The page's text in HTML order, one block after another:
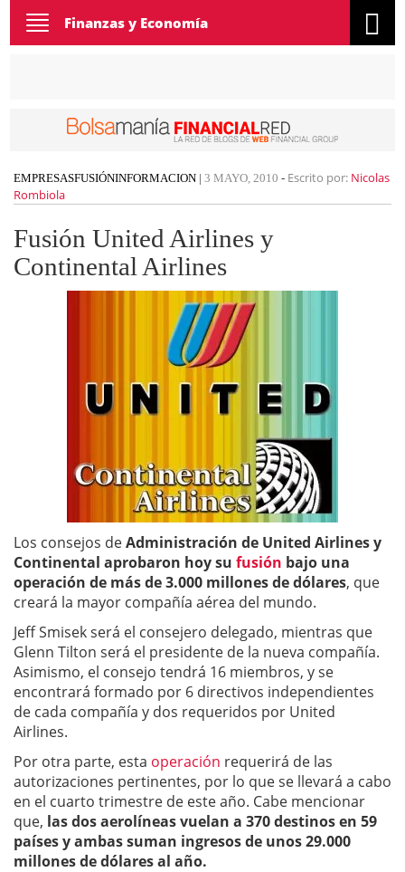
Toggle
navigation
Finanzas y Economía
EMPRESASFUSIÓNINFORMACION | 3 MAYO, 2010 - Escrito por: Nicolas
Rombiola
Fusión United Airlines y
Continental Airlines
Los consejos deAdministración de United Airlines y
Continental aprobaron hoy su fusión bajo una
operación de más de 3.000 millones de dólares, que
creará la mayor compañía aérea del mundo.
Jeff Smisek será el consejero delegado, mientras que
Glenn Tilton será el presidente de la nueva compañía.
Asimismo, el consejo tendrá 16 miembros, y se
encontrará formado por 6 directivos independientes
de cada compañía y dos requeridos por United
Airlines.
Por otra parte, esta operación requerirá de las
autorizaciones pertinentes, por lo que se llevará a cabo
en el cuarto trimestre de este año. Cabe mencionar
que, las dos aerolíneas vuelan a 370 destinos en 59
países y ambas suman ingresos de unos 29.000
millones de dólares al año.